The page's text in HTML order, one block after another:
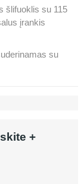
šlifuoklis su 115
įrankis
su
+